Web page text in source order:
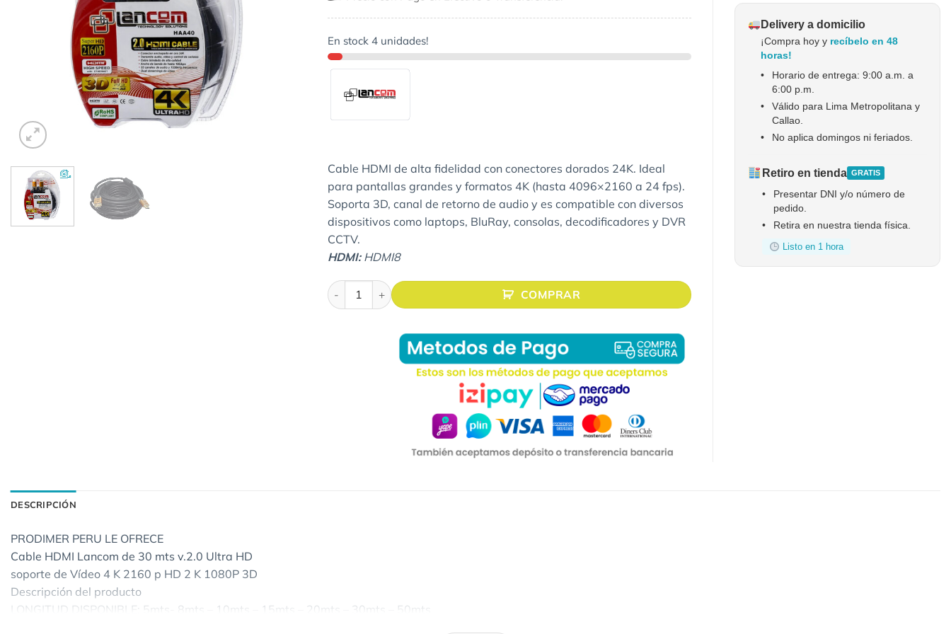
En stock 4 unidades!
Cable HDMI de alta fidelidad con conectores dorados 24K. Ideal
para pantallas grandes y formatos 4K (hasta 4096×2160 a 24 fps).
Soporta 3D, canal de retorno de audio y es compatible con diversos
dispositivos como laptops, BluRay, consolas, decodificadores y DVR
CCTV.
HDMI: HDMI8
Cable Hdmi 2.0 De 8 Metros Lancom Ultra Hd 4k Dorados cantidad
COMPRAR
Delivery a domicilio
¡Compra hoy y recíbelo en 48
horas!
•
Horario de entrega: 9:00 a.m. a
6:00 p.m.
•
Válido para Lima Metropolitana y
Callao.
•
No aplica domingos ni feriados.
Retiro en tienda GRATIS
•
Presentar DNI y/o número de
pedido.
•
Retira en nuestra tienda física.
Listo en 1 hora
DESCRIPCIÓN
PRODIMER PERU LE OFRECE
Cable HDMI Lancom de 30 mts v.2.0 Ultra HD
soporte de Vídeo 4 K 2160 p HD 2 K 1080P 3D
Descripción del producto
LONGITUD DISPONIBLE: 5mts- 8mts – 10mts – 15mts – 20mts – 30mts – 50mts